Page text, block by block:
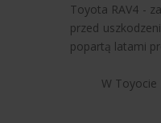
Toyota RAV4 -
przed
popartą latami
W Toyocie